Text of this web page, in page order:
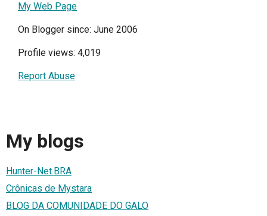
My Web Page
On Blogger since: June 2006
Profile views: 4,019
Report Abuse
My blogs
Hunter-Net.BRA
Crônicas de Mystara
BLOG DA COMUNIDADE DO GALO